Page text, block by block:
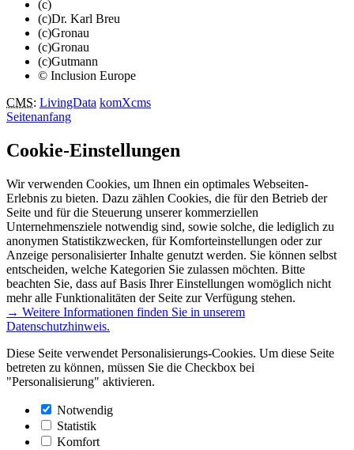
(c)
(c)Dr. Karl Breu
(c)Gronau
(c)Gronau
(c)Gutmann
© Inclusion Europe
CMS: LivingData komXcms
Seitenanfang
Cookie-Einstellungen
Wir verwenden Cookies, um Ihnen ein optimales Webseiten-
Erlebnis zu bieten. Dazu zählen Cookies, die für den Betrieb der
Seite und für die Steuerung unserer kommerziellen
Unternehmensziele notwendig sind, sowie solche, die lediglich zu
anonymen Statistikzwecken, für Komforteinstellungen oder zur
Anzeige personalisierter Inhalte genutzt werden. Sie können selbst
entscheiden, welche Kategorien Sie zulassen möchten. Bitte
beachten Sie, dass auf Basis Ihrer Einstellungen womöglich nicht
mehr alle Funktionalitäten der Seite zur Verfügung stehen.
→ Weitere Informationen finden Sie in unserem
Datenschutzhinweis.
Diese Seite verwendet Personalisierungs-Cookies. Um diese Seite
betreten zu können, müssen Sie die Checkbox bei
"Personalisierung" aktivieren.
Notwendig
Statistik
Komfort